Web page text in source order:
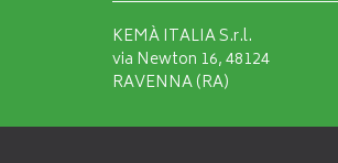
KEMÀ ITALIA S.r.l.
via Newton 16, 48124
RAVENNA (RA)